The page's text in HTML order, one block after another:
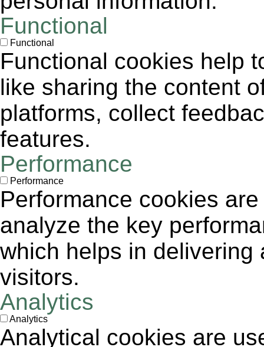
Functional
Functional
Functional cookies help
like sharing the content
platforms, collect
features.
Performance
Performance
Performance cookies
analyze the key
which helps in delivering
visitors.
Analytics
Analytics
Analytical cookies are